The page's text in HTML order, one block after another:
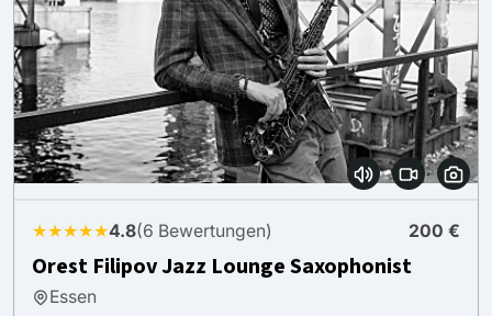
★★★★★4.8(6 Bewertungen) 200 €
Orest Filipov Jazz Lounge Saxophonist
Essen